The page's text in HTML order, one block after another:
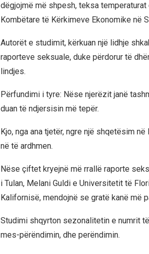
dëgjojmë më shpesh, teksa
Kombëtare të Kërkimeve Ekonomike në
Autorët e studimit, kërkuan një lidhje
raporteve seksuale, duke përdorur të
lindjes.
Përfundimi i tyre: Nëse njerëzit janë
duan të ndjersisin më tepër.
Kjo, nga ana tjetër, ngre një shqetësim
në të ardhmen.
Nëse çiftet kryejnë më rrallë raporte
i Tulan, Melani Guldi e Universitetit të
Kalifornisë, mendojnë se gratë kanë më
Studimi shqyrton sezonalitetin e numrit
mes-përëndimin, dhe perëndimin.